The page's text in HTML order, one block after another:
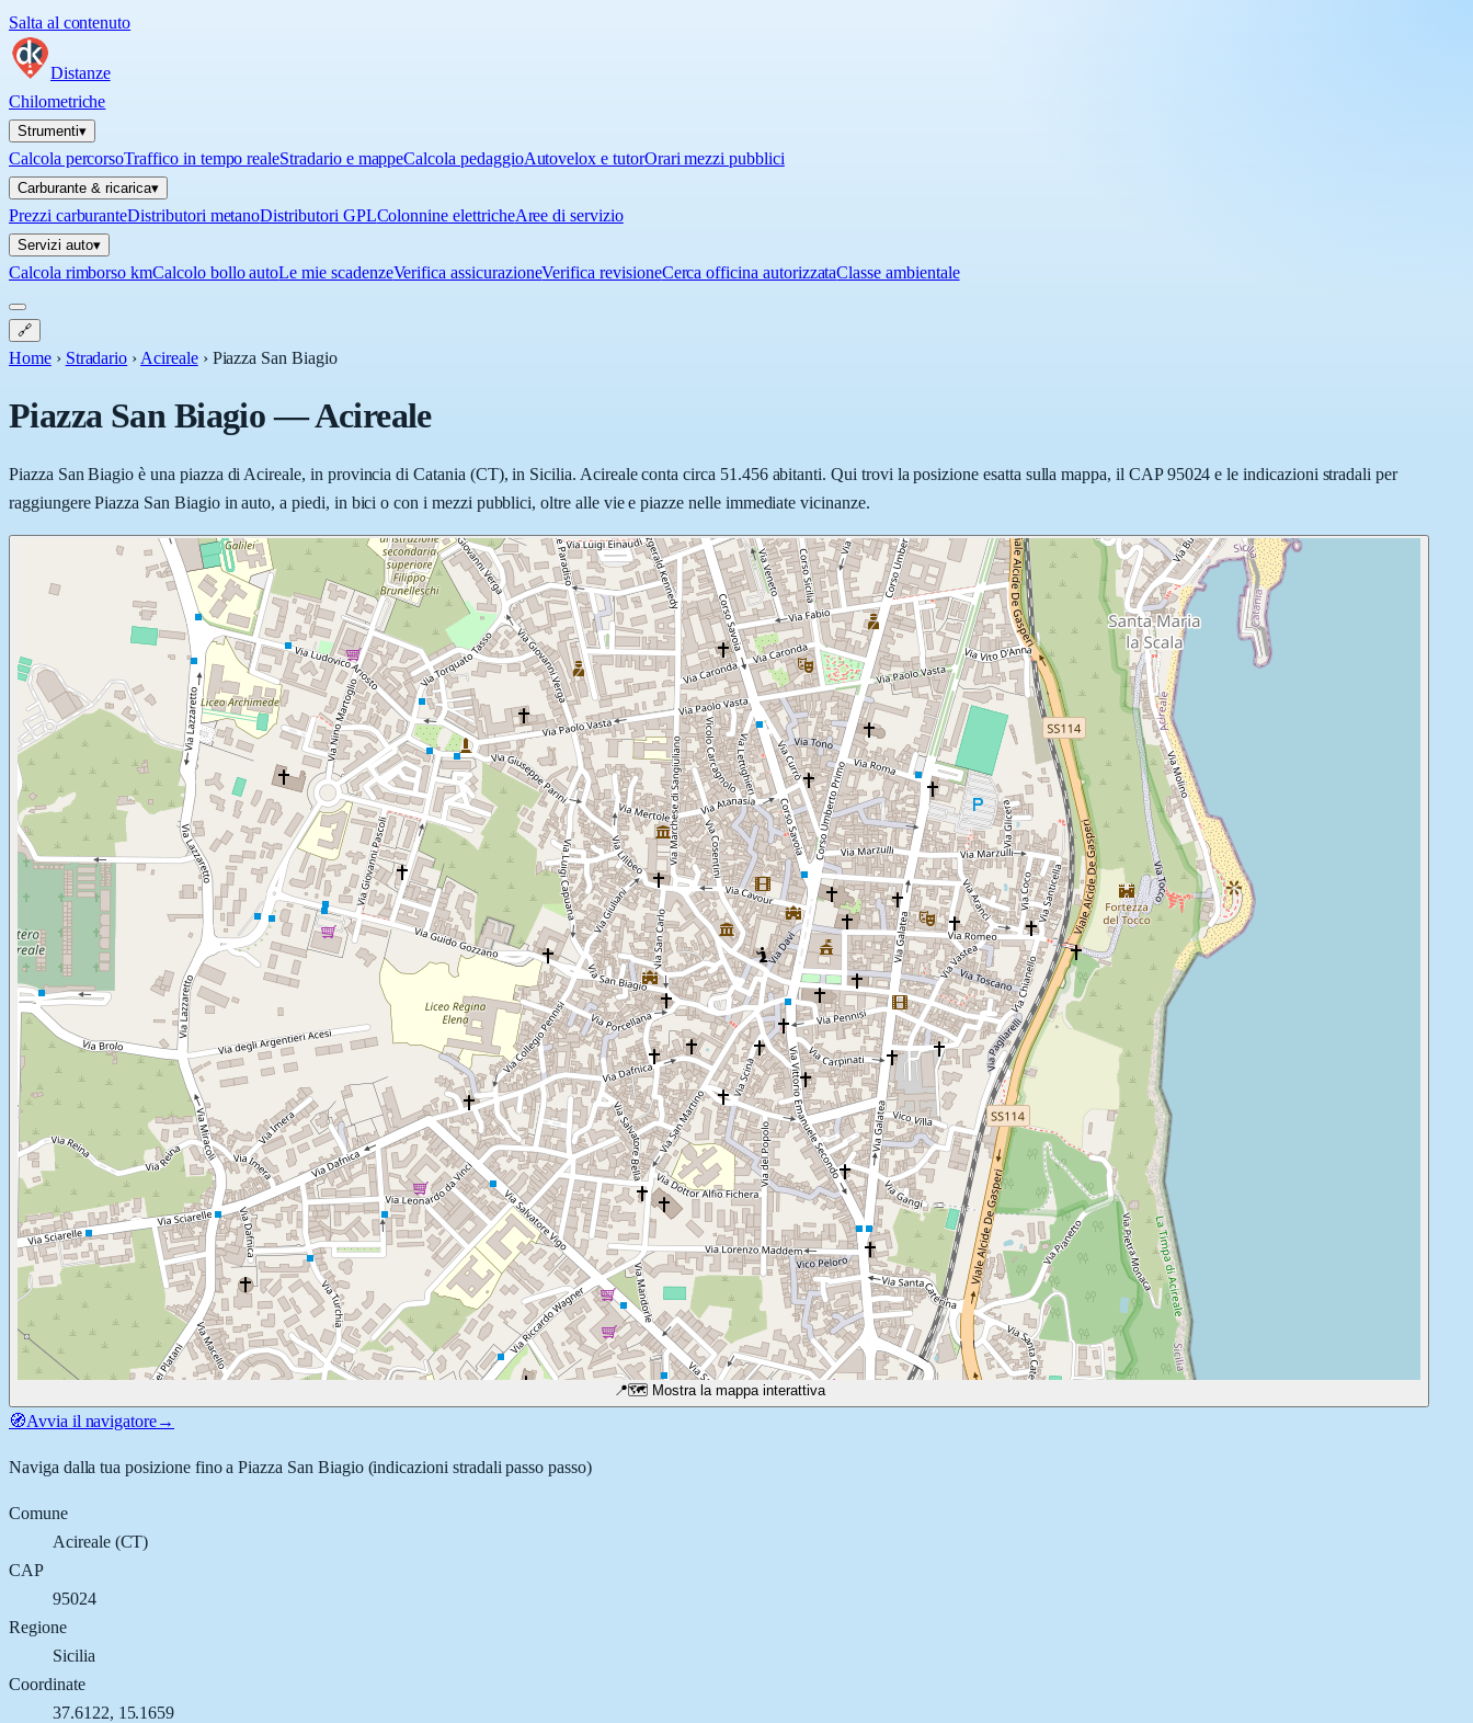
Salta al contenuto
Distanze
Chilometriche
Strumenti▾
Calcola percorsoTraffico in tempo realeStradario e mappeCalcola pedaggioAutovelox e tutorOrari mezzi pubblici
Carburante & ricarica▾
Prezzi carburanteDistributori metanoDistributori GPLColonnine elettricheAree di servizio
Servizi auto▾
Calcola rimborso kmCalcolo bollo autoLe mie scadenzeVerifica assicurazioneVerifica revisioneCerca officina autorizzataClasse ambientale
🔗
Home › Stradario › Acireale › Piazza San Biagio
Piazza San Biagio—Acireale
Piazza San Biagio è una piazza di Acireale, in provincia di Catania (CT), in Sicilia. Acireale conta circa 51.456 abitanti. Qui trovi la posizione esatta sulla mappa, il CAP 95024 e le indicazioni stradali per
raggiungere Piazza San Biagio in auto, a piedi, in bici o con i mezzi pubblici, oltre alle vie e piazze nelle immediate vicinanze.
📍🗺️ Mostra la mappa interattiva
🧭Avvia il navigatore→
Naviga dalla tua posizione fino aPiazza San Biagio(indicazioni stradali passo passo)
Comune
Acireale(CT)
CAP
95024
Regione
Sicilia
Coordinate
37.6122, 15.1659